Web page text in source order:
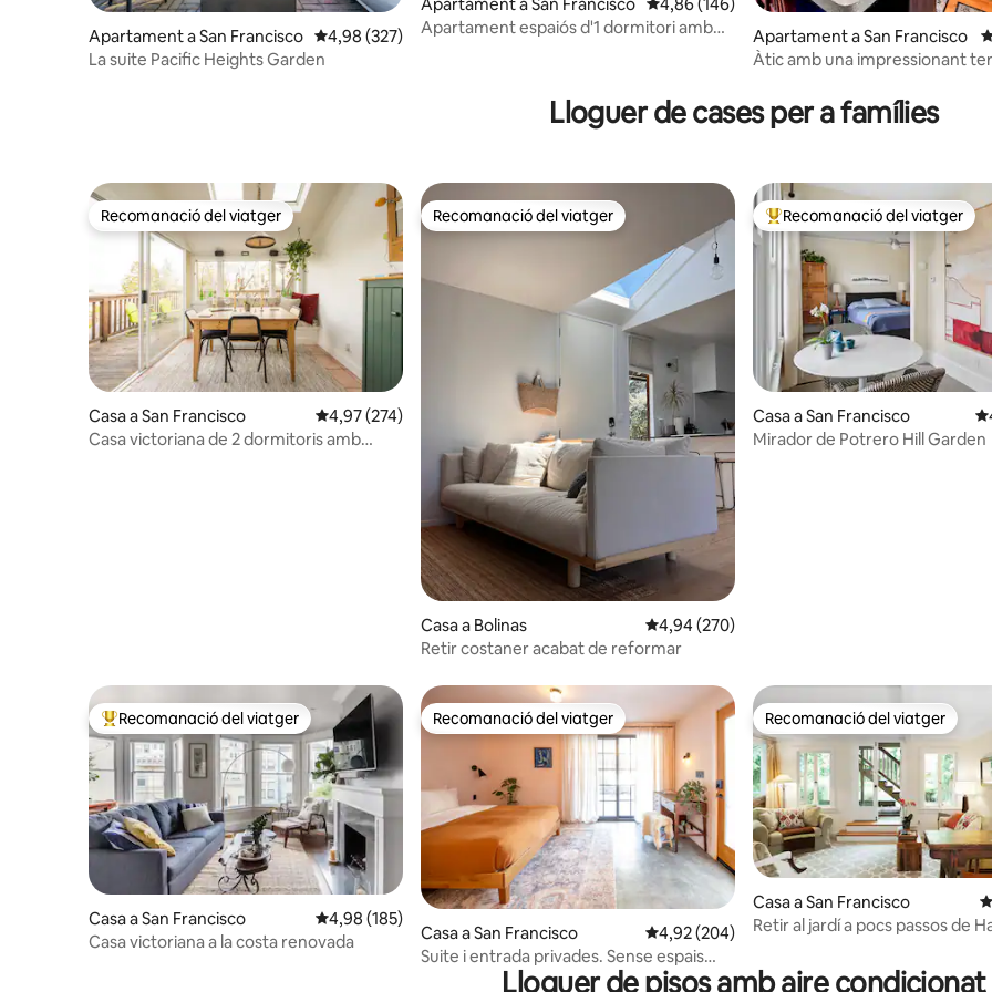
Market.
Apartament a San Francisco 4,98 de puntuació mitjana d'un total de 5; 327 avaluacions
4,98 (327)
La suite Pacific Heights Garden
Apartament espaiós d'1 dormitori amb
Apartament a San Francisco
Àtic amb una impressionant
Lloguer de cases per a famílies
Recomanació del viatger
Recomanació del viatger
Casa a San Francisco 4,97 de puntuació mitjana d'un total de 5; 274 avaluacions
4,97 (274)
Casa victoriana de 2 dormitoris amb
Recomanació del viatger
Recomanació del viatger
Casa a Bolinas 4,94 de puntuació mitjana d'un total de 5; 270
4,94 (270)
Retir costaner acabat de reformar
Principals recomanacions dels
Recomanació del viatger
Casa a San Francisco
Mirador de Potrero Hill Garden
Principals recomanacions dels viatgers
Recomanació del viatger
Casa a San Francisco 4,98 de puntuació mitjana d'un total de 5; 185 avaluacions
4,98 (185)
Casa victoriana a la costa renovada
Recomanació del viatger
Recomanació del viatger
Casa a San Francisco 4,92 de puntuació mitjana d'un total de 5; 204
4,92 (204)
Suite i entrada privades. Sense espais
compartits.
Recomanació del viatger
Recomanació del viatger
Casa a San Francisco
Retir al jardí a pocs passos de
Lloguer de pisos amb aire condicionat